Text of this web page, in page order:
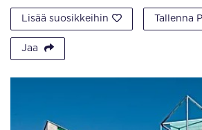
Lisää suosikkeihin Tallenna
Jaa